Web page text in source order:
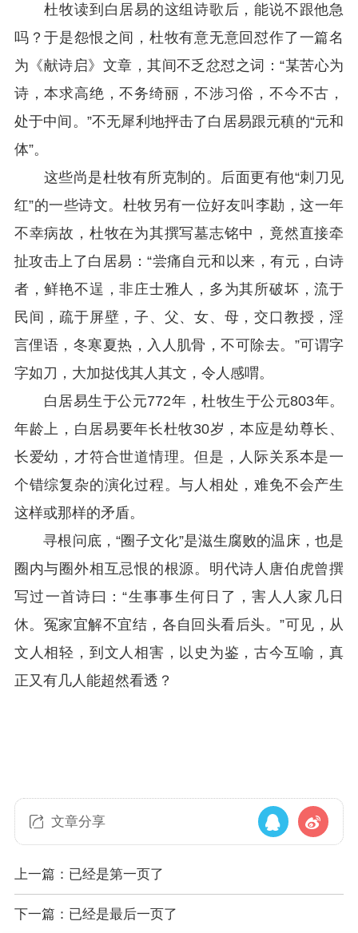
杜牧读到白居易的这组诗歌后，能说不跟他急
吗？于是怨恨之间，杜牧有意无意回怼作了一篇名
为《献诗启》文章，其间不乏忿怼之词：“某苦心为
诗，本求高绝，不务绮丽，不涉习俗，不今不古，
处于中间。”不无犀利地抨击了白居易跟元稹的“元和
体”。
这些尚是杜牧有所克制的。后面更有他“刺刀见
红”的一些诗文。杜牧另有一位好友叫李勘，这一年
不幸病故，杜牧在为其撰写墓志铭中，竟然直接牵
扯攻击上了白居易：“尝痛自元和以来，有元，白诗
者，鲜艳不逞，非庄士雅人，多为其所破坏，流于
民间，疏于屏壁，子、父、女、母，交口教授，淫
言俚语，冬寒夏热，入人肌骨，不可除去。”可谓字
字如刀，大加挞伐其人其文，令人感喟。
白居易生于公元772年，杜牧生于公元803年。
年龄上，白居易要年长杜牧30岁，本应是幼尊长、
长爱幼，才符合世道情理。但是，人际关系本是一
个错综复杂的演化过程。与人相处，难免不会产生
这样或那样的矛盾。
寻根问底，“圈子文化”是滋生腐败的温床，也是
圈内与圈外相互忌恨的根源。明代诗人唐伯虎曾撰
写过一首诗曰：“生事事生何日了，害人人家几日
休。冤家宜解不宜结，各自回头看后头。”可见，从
文人相轻，到文人相害，以史为鉴，古今互喻，真
正又有几人能超然看透？
文章分享
上一篇：已经是第一页了
下一篇：已经是最后一页了